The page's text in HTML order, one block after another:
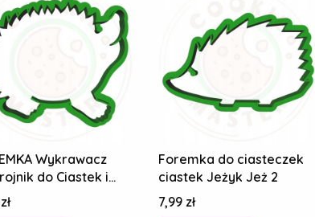
Wykrawacz
do Ciastek i
- Jeżyk Jeż
Foremka do ciasteczek
ciastek Jeżyk Jeż 2
Cena
7,99 zł